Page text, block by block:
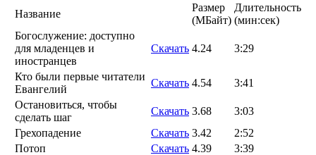
Название
Размер
(MБайт)
Длительность
(мин:сек)
Богослужение: доступно
для младенцев и
иностранцев
Скачать 4.24 3:29
Кто были первые читатели
Евангелий
Скачать 4.54
3:41
Остановиться, чтобы
сделать шаг
Скачать 3.68
3:03
Грехопадение
Скачать 3.42
2:52
Потоп
Скачать 4.39
3:39